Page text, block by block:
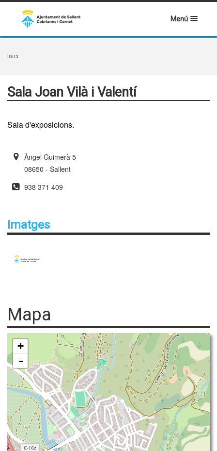
Menú
Inici
Sala Joan Vilà i Valentí
Sala d'exposicions.
Àngel Guimerà 5
08650 - Sallent
938 371 409
Imatges
Mapa
+
-